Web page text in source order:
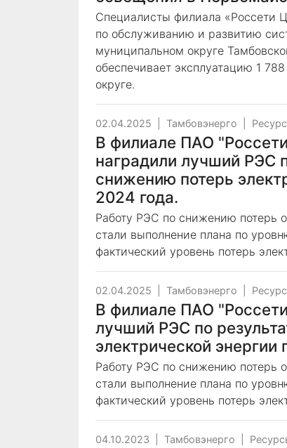
Специалисты филиала «Россети
по обслуживанию и развитию
муниципальном округе
обеспечивает эксплуатацию 1
округе.
02.04.2025 Тамбовэнерго
В филиале ПАО
наградили лучший РЭС
снижению потерь
2024 года.
Работу РЭС по снижению потерь
стали выполнение плана по
фактический уровень потерь
02.04.2025 Тамбовэнерго
В филиале ПАО
лучший РЭС по
электрической энергии
Работу РЭС по снижению потерь
стали выполнение плана по
фактический уровень потерь
04.10.2023 Тамбовэнерго